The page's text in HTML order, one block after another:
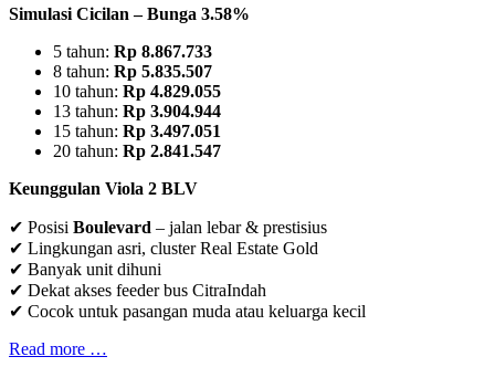
Simulasi Cicilan – Bunga 3.58%
5 tahun: Rp 8.867.733
8 tahun: Rp 5.835.507
10 tahun: Rp 4.829.055
13 tahun: Rp 3.904.944
15 tahun: Rp 3.497.051
20 tahun: Rp 2.841.547
Keunggulan Viola 2 BLV
✔ Posisi Boulevard – jalan lebar & prestisius
✔ Lingkungan asri, cluster Real Estate Gold
✔ Banyak unit dihuni
✔ Dekat akses feeder bus CitraIndah
✔ Cocok untuk pasangan muda atau keluarga kecil
Read more …